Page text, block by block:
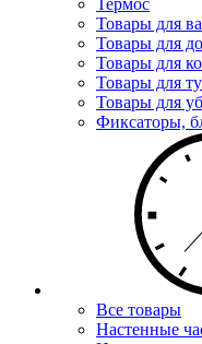
Термос
Товары для
Товары для
Товары для
Товары для
Товары для
Фиксаторы,
Все товары
Настенные